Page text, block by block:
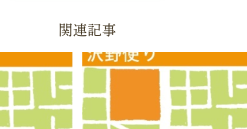
関連記事